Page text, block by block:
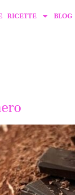
RICETTE BLOG